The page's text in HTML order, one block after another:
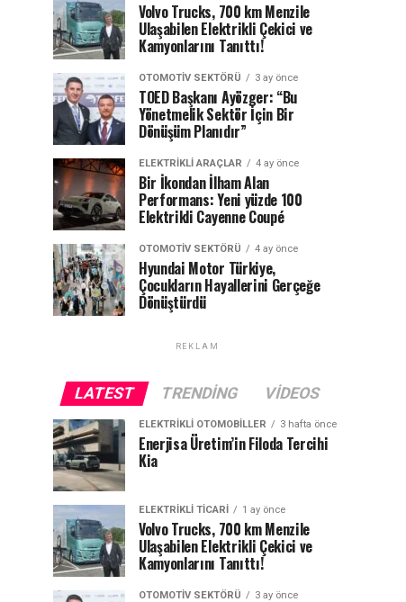
Volvo Trucks, 700 km Menzile
Ulaşabilen Elektrikli Çekici ve
Kamyonlarını Tanıttı!
OTOMOTIV SEKTÖRÜ 3 ay önce
TOED Başkanı Ayözger: “Bu
Yönetmelik Sektör İçin Bir
Dönüşüm Planıdır”
ELEKTRIKLI ARAÇLAR 4 ay önce
Bir İkondan İlham Alan
Performans: Yeni yüzde 100
Elektrikli Cayenne Coupé
OTOMOTIV SEKTÖRÜ 4 ay önce
Hyundai Motor Türkiye,
Çocukların Hayallerini Gerçeğe
Dönüştürdü
REKLAM
LATEST TRENDING VIDEOS
ELEKTRIKLI OTOMOBILLER 3 hafta önce
Enerjisa Üretim’in Filoda Tercihi
Kia
ELEKTRIKLI TICARI 1 ay önce
Volvo Trucks, 700 km Menzile
Ulaşabilen Elektrikli Çekici ve
Kamyonlarını Tanıttı!
OTOMOTIV SEKTÖRÜ 3 ay önce